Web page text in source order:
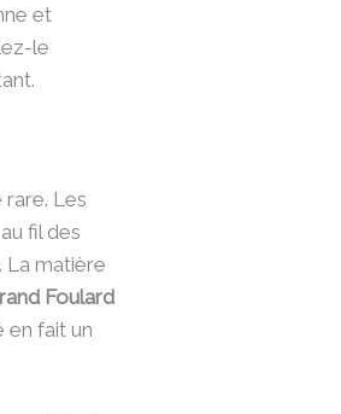
et
le
rare. Les
fil des
La matière
Foulard
en fait un